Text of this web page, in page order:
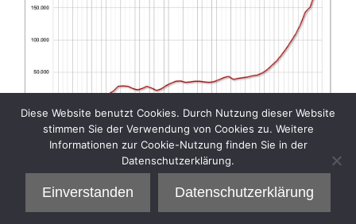
Kategorien
Aktuelle Sozialpolitik
Diese Website benutzt Cookies. Durch Nutzung dieser Website
stimmen Sie der Verwendung von Cookies zu. Weitere
Informationen zur Cookie-Nutzung finden Sie in der
Datenschutzerklärung.
Einverstanden Datenschutzerklärung